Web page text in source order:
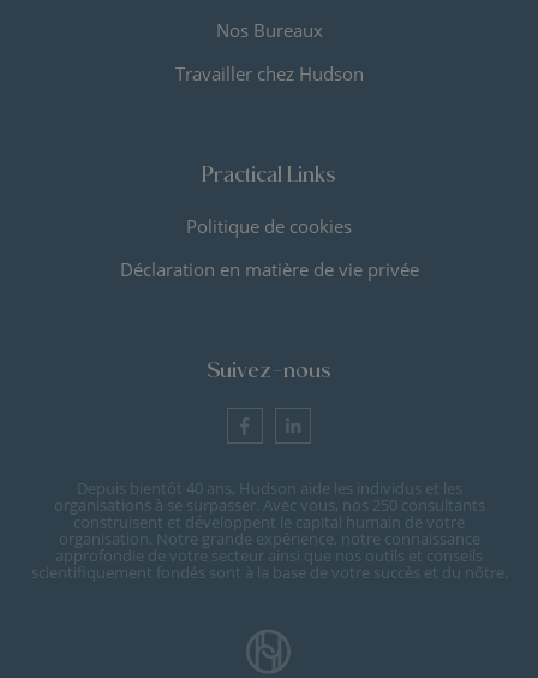
Nos Bureaux
Travailler chez Hudson
Practical Links
Politique de cookies
Déclaration en matière de vie privée
Suivez-nous
Depuis bientôt 40 ans, Hudson aide les individus et les
organisations à se surpasser. Avec vous, nos 250 consultants
construisent et développent le capital humain de votre
organisation. Notre grande expérience, notre connaissance
approfondie de votre secteur ainsi que nos outils et conseils
scientifiquement fondés sont à la base de votre succès et du nôtre.